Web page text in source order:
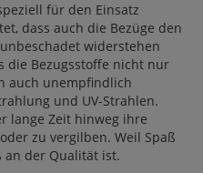
für den Einsatz
dass auch die Bezüge den
widerstehen
die Bezugsstoffe nicht nur
auch unempfindlich
und UV-Strahlen.
lange Zeit hinweg ihre
zu vergilben. Weil Spaß
an der Qualität ist.